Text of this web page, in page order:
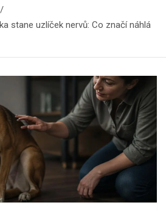
stane uzlíček nervů: Co značí náhlá